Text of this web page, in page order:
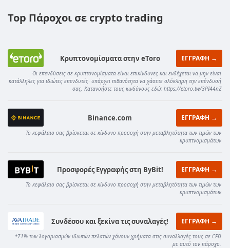
Top Πάροχοι σε crypto trading
Κρυπτονομίσματα στην eToro ΕΓΓΡΑΦΗ →
Οι επενδύσεις σε κρυπτονομίσματα είναι επικίνδυνες και ενδέχεται να μην είναι
κατάλληλες για ιδιώτες επενδυτές· υπάρχει πιθανότητα να χάσετε ολόκληρη την επένδυσή
σας. Κατανοήστε τους κινδύνους εδώ: https://etoro.tw/3PI44nZ
Binance.com ΕΓΓΡΑΦΗ →
Το κεφάλαιο σας βρίσκεται σε κίνδυνο προσοχή στην μεταβλητότητα των τιμών των
κρυπτνομισμάτων
Προσφορές Εγγραφής στη ByBit! ΕΓΓΡΑΦΗ →
Το κεφάλαιο σας βρίσκεται σε κίνδυνο προσοχή στην μεταβλητότητα των τιμών των
κρυπτνομισμάτων
Συνδέσου και ξεκίνα τις συναλαγές! ΕΓΓΡΑΦΗ →
*71% των λογαριασμών ιδιωτών πελατών χάνουν χρήματα στις συναλλαγές τους σε CFD
με αυτό τον πάροχο.